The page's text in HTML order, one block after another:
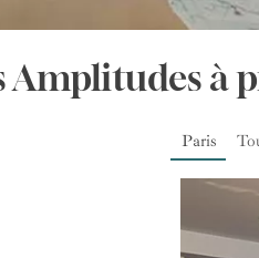
Amplitudes à
Paris